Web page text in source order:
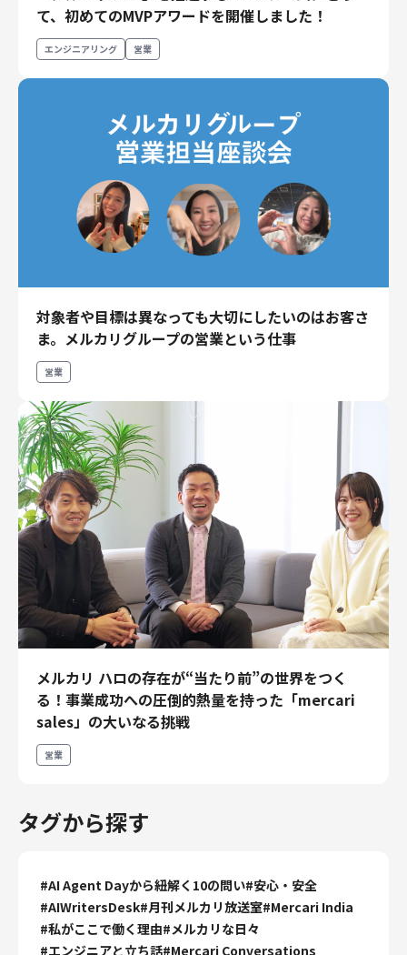
て、初めてのMVPアワードを開催しました！
エンジニアリング 営業
対象者や目標は異なっても大切にしたいのはお客さ
ま。メルカリグループの営業という仕事
営業
メルカリ ハロの存在が“当たり前”の世界をつく
る！事業成功への圧倒的熱量を持った「mercari
sales」の大いなる挑戦
営業
タグから探す
#AI Agent Dayから紐解く10の問い#安心・安全
#AIWritersDesk#月刊メルカリ放送室#Mercari India
#私がここで働く理由#メルカリな日々
#エンジニアと立ち話#Mercari Conversations